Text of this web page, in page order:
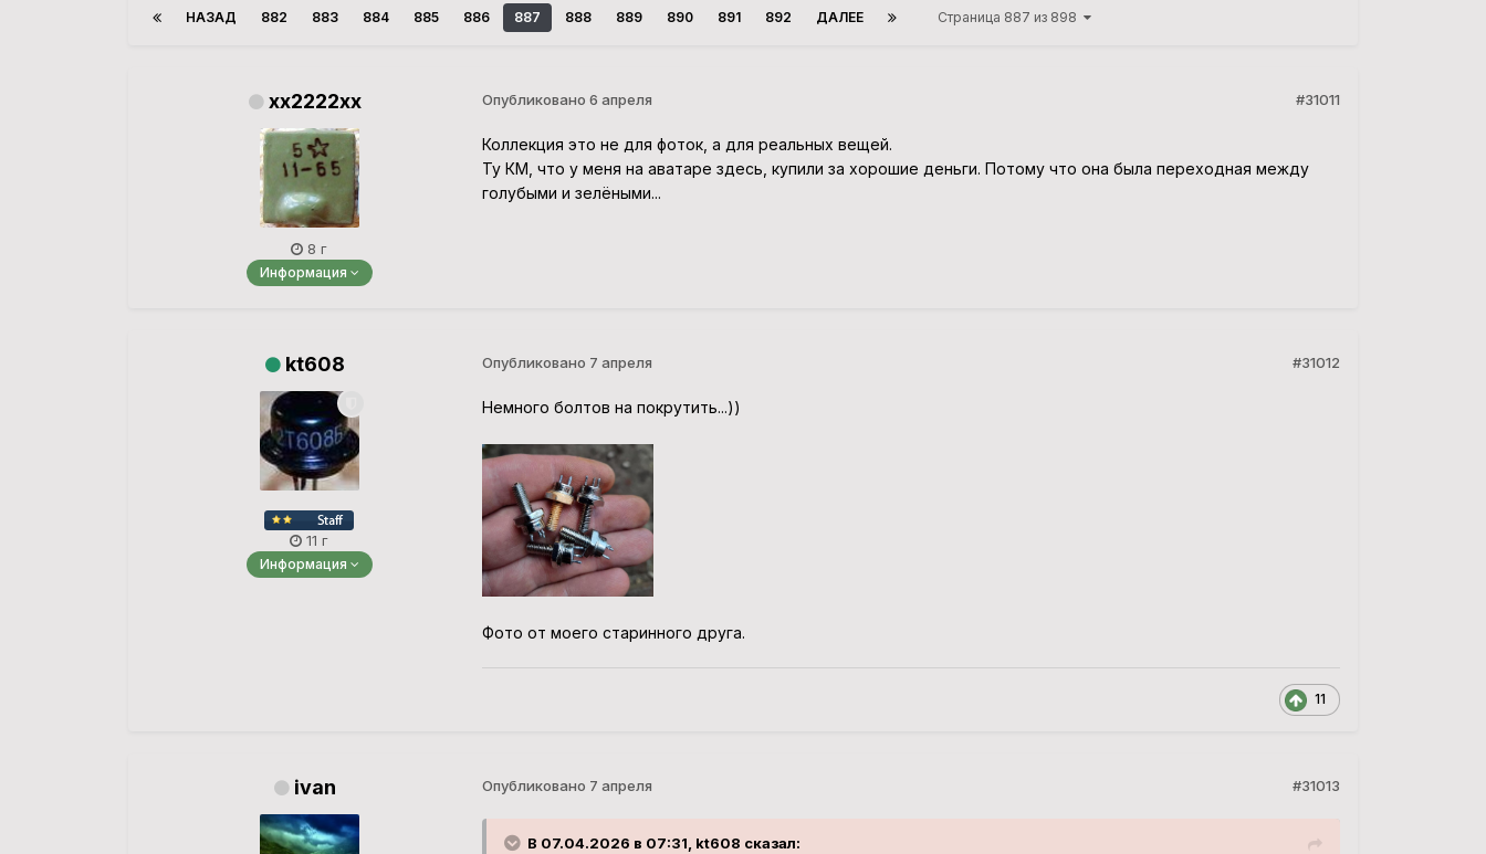
НАЗАД 882 883 884 885 886 887 888 889 890 891 892 ДАЛЕЕ Страница 887 из 898
xx2222xx
8 г
Информация
#31011
Опубликовано 6 апреля
Коллекция это не для фоток, а для реальных вещей.
Ту КМ, что у меня на аватаре здесь, купили за хорошие деньги. Потому что она была переходная между
голубыми и зелёными...
kt608
11 г
Информация
#31012
Опубликовано 7 апреля
Немного болтов на покрутить...))
Фото от моего старинного друга.
11
ivan #31013
Опубликовано 7 апреля
В 07.04.2026 в 07:31, kt608 сказал: